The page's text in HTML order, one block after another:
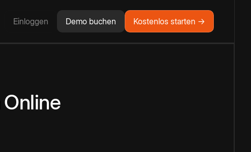
Einloggen Demo buchen Kostenlos starten →
Online